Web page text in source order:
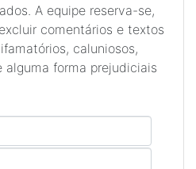
A equipe reserva-se,
comentários e textos
caluniosos,
alguma forma prejudiciais